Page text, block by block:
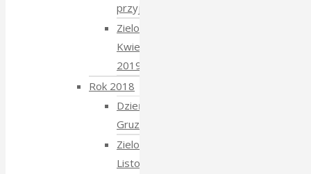
przyjechał”
Zielony
Kwiecień
2019
Rok 2018
Dzień
Gruziński
Zielony
Listopad